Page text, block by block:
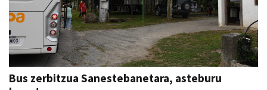
Bus zerbitzua Sanestebanetara, asteburu